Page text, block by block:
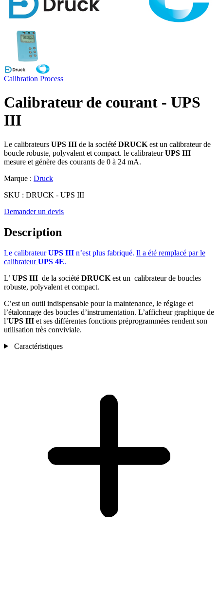
Calibration Process
Calibrateur de courant - UPS
III
Le calibrateurs UPS III de la société DRUCK est un calibrateur de
boucle robuste, polyvalent et compact. le calibrateurUPS III
mesure et génère des courants de 0 à 24 mA.
Marque : Druck
SKU : DRUCK - UPS III
Demander un devis
Description
Le calibrateurUPS III n’est plus fabriqué. Il a été remplacé par le
calibrateurUPS 4E.
L’ UPS III de la société DRUCK est un calibrateur de boucles
robuste, polyvalent et compact.
C’est un outil indispensable pour la maintenance, le réglage et
l’étalonnage des boucles d’instrumentation. L’afficheur graphique de
l’UPS III et ses différentes fonctions préprogrammées rendent son
utilisation très conviviale.
Caractéristiques